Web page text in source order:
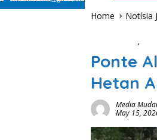
Home Notísia
,
Ponte
Hetan
Media
May 15,